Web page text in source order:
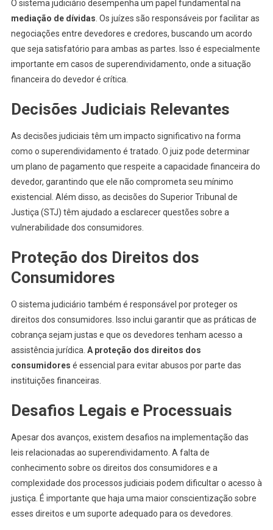
O sistema judiciário desempenha um papel fundamental na
mediação de dívidas. Os juízes são responsáveis por facilitar as
negociações entre devedores e credores, buscando um acordo
que seja satisfatório para ambas as partes. Isso é especialmente
importante em casos de superendividamento, onde a situação
financeira do devedor é crítica.
Decisões Judiciais Relevantes
As decisões judiciais têm um impacto significativo na forma
como o superendividamento é tratado. O juiz pode determinar
um plano de pagamento que respeite a capacidade financeira do
devedor, garantindo que ele não comprometa seu mínimo
existencial. Além disso, as decisões do Superior Tribunal de
Justiça (STJ) têm ajudado a esclarecer questões sobre a
vulnerabilidade dos consumidores.
Proteção dos Direitos dos
Consumidores
O sistema judiciário também é responsável por proteger os
direitos dos consumidores. Isso inclui garantir que as práticas de
cobrança sejam justas e que os devedores tenham acesso a
assistência jurídica. A proteção dos direitos dos
consumidores é essencial para evitar abusos por parte das
instituições financeiras.
Desafios Legais e Processuais
Apesar dos avanços, existem desafios na implementação das
leis relacionadas ao superendividamento. A falta de
conhecimento sobre os direitos dos consumidores e a
complexidade dos processos judiciais podem dificultar o acesso à
justiça. É importante que haja uma maior conscientização sobre
esses direitos e um suporte adequado para os devedores.